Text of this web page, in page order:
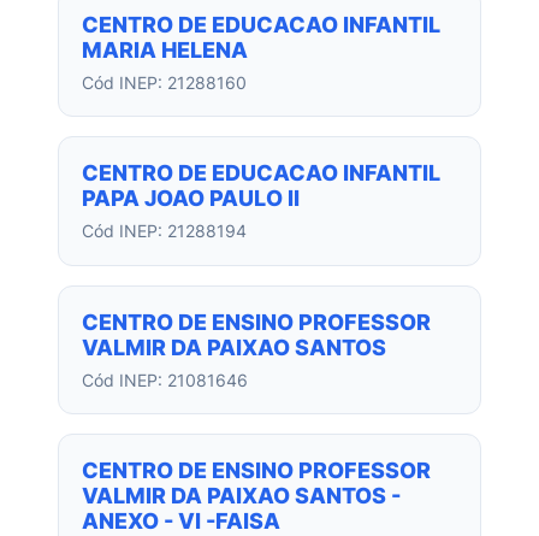
CENTRO DE EDUCACAO INFANTIL
MARIA HELENA
Cód INEP: 21288160
CENTRO DE EDUCACAO INFANTIL
PAPA JOAO PAULO II
Cód INEP: 21288194
CENTRO DE ENSINO PROFESSOR
VALMIR DA PAIXAO SANTOS
Cód INEP: 21081646
CENTRO DE ENSINO PROFESSOR
VALMIR DA PAIXAO SANTOS -
ANEXO - VI -FAISA